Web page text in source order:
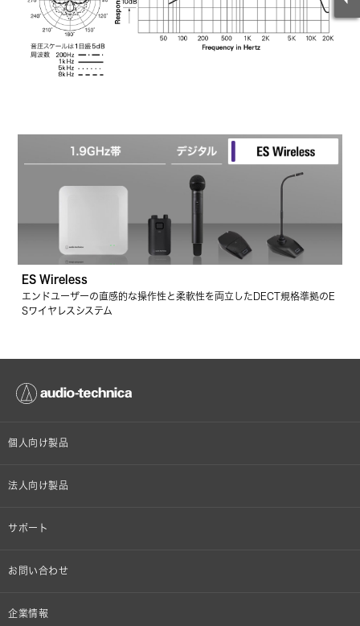
ES Wireless
エンドユーザーの直感的な操作性と柔軟性を両立したDECT規格準拠のE
Sワイヤレスシステム
個人向け製品
オンラインストア限定
法人向け製品
設備音響機器
サポート
個人向け製品サポート
お問い合わせ
その他、メディア 取材関連等のお問い合わせ
企業情報